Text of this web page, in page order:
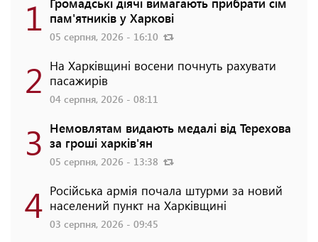
1 пам'ятників у Харкові
05 серпня, 2026 - 16:10
2 На Харківщині восени почнуть рахувати
пасажирів
04 серпня, 2026 - 08:11
3 Немовлятам видають медалі від Терехова
за гроші харків'ян
05 серпня, 2026 - 13:38
4 Російська армія почала штурми за новий
населений пункт на Харківщині
03 серпня, 2026 - 09:45